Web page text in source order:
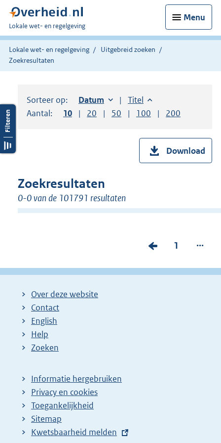
Menu
U
bent
hier:
Lokale wet- en regelgeving
Lokale wet- en regelgeving
Uitgebreid zoeken
Zoekresultaten
Sorteer op: Sorteer op:
Datum oplopendSorteer op:
Titel oplopend
Aantal:
Toon
10 resultaten per pagina
Toon
20 resultaten per pagina
Toon
50 resultaten per pagina
Toon
100 resultaten per
Toon
200
Download
Zoekresultaten
0-0 van de 101791 resultaten
V
r
P
g
1 ...
Over deze website
Contact
English
Help
Zoeken
Informatie hergebruiken
Privacy en cookies
Toegankelijkheid
Sitemap
E
Kwetsbaarheid melden